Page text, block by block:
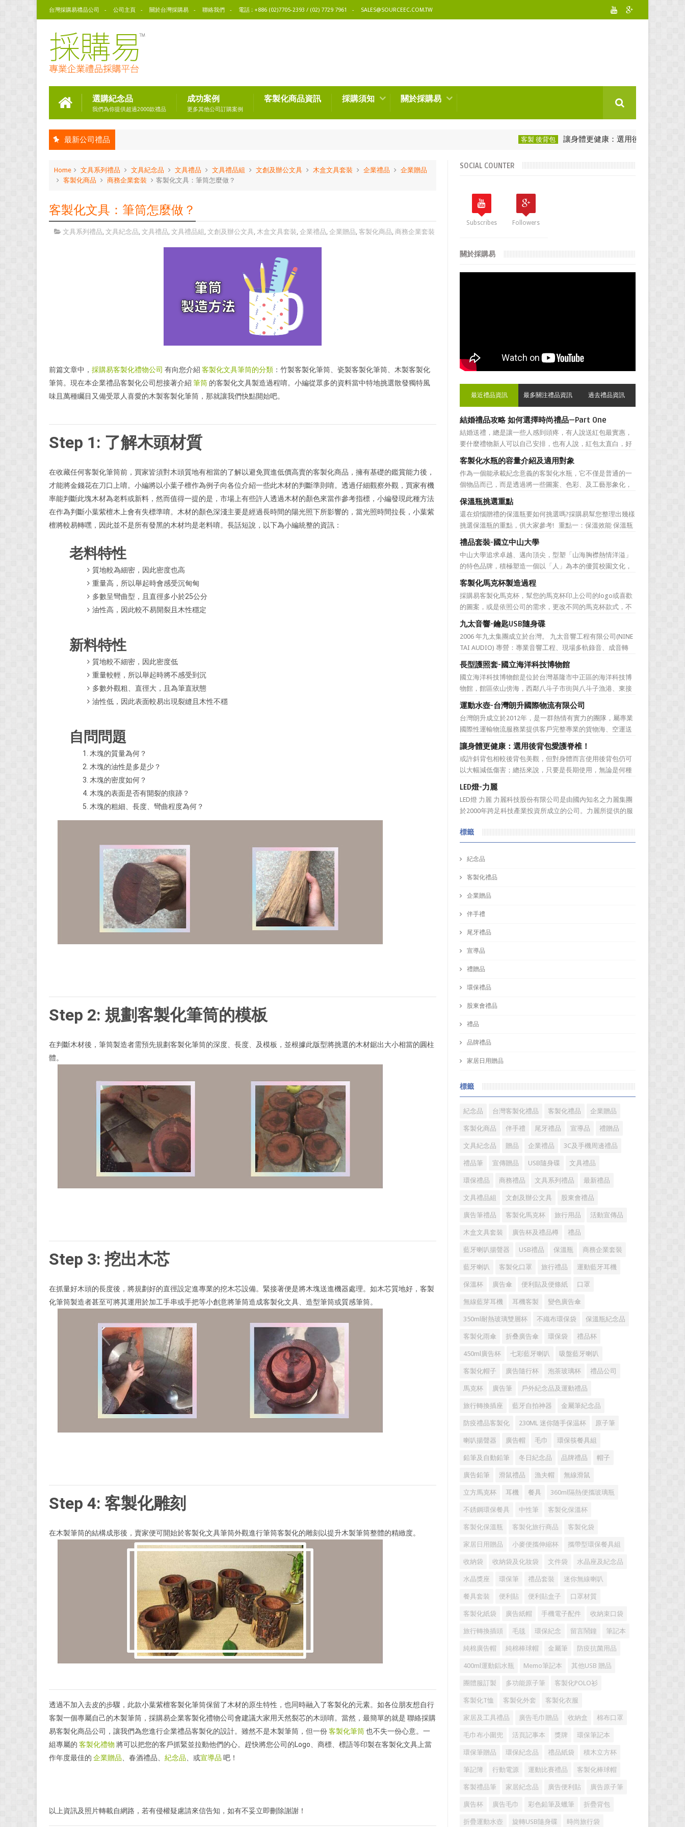
台灣採購易禮品公司 公司主頁 關於台灣採購易 聯絡我們 電話 : +886 (02)7705-2393 / (02) 7729 7961 SALES@SOURCEEC.COM.TW
選購紀念品
我們為你提供超過2000款禮品
成功案例
更多其他公司訂購案例
客製化商品資訊 採購須知 關於採購易
最新公司禮品 客製 後背包 讓身體更健康：選用後背包愛護脊椎！
Home 文具系列禮品 文具紀念品 文具禮品 文具禮品組 文創及辦公文具 木盒文具套裝 企業禮品
企業贈品
客製化商品
商務企業套裝 客製化文具：筆筒怎麼做？
客製化文具：筆筒怎麼做？
文具系列禮品, 文具紀念品, 文具禮品, 文具禮品組 , 文創及辦公文具, 木盒文具套裝, 企業禮品, 企業贈品, 客製化商品, 商務企業套裝
前篇文章中， 採購易客製化禮物公司 有向您介紹 客製化文具筆筒的分類 ：竹製客製化筆筒、瓷製客製化筆筒、木製客製化
筆筒。現在本企業禮品客製化公司想接著介紹 筆筒 的客製化文具製造過程唷。小編從眾多的資料當中特地挑選散發獨特風
味且萬種矚目又備受眾人喜愛的木製客製化筆筒，那就讓我們快點開始吧。
Step 1: 了解木頭材質
在收藏任何客製化筆筒前，買家皆須對木頭質地有相當的了解以避免買進低價高賣的客製化商品，擁有基礎的鑑賞能力後，
才能將金錢花在刀口上唷。小編將以小葉子檀作為例子向各位介紹一些此木材的判斷準則唷。透過仔細觀察外觀，買家有機
率能判斷此塊木材為老料或新料，然而值得一提的是，市場上有些許人透過木材的顏色來當作參考指標，小編發現此種方法
在作為判斷小葉紫檀木上會有失標準唷。木材的顏色深淺主要是經過長時間的陽光照下所影響的，當光照時間拉長，小葉紫
檀將較易轉嘿，因此並不是所有發黑的木材均是老料唷。長話短說，以下為小編統整的資訊：
老料特性
質地較為細密，因此密度也高
重量高，所以舉起時會感受沉甸甸
多數呈彎曲型，且直徑多小於25公分
油性高，因此較不易開裂且木性穩定
新料特性
質地較不細密，因此密度低
重量較輕，所以舉起時將不感受到沉
多數外觀粗、直徑大，且為筆直狀態
油性低，因此表面較易出現裂縫且木性不穩
自問問題
木塊的質量為何？
木塊的油性是多是少？
木塊的密度如何？
木塊的表面是否有開裂的痕跡？
木塊的粗細、長度、彎曲程度為何？
Step 2: 規劃客製化筆筒的模板
在判斷木材後，筆筒製造者需預先規劃客製化筆筒的深度、長度、及模板，並根據此版型將挑選的木材鋸出大小相當的圓柱
體。
Step 3: 挖出木芯
在抓量好木頭的長度後，將規劃好的直徑設定進專業的挖木芯設備。緊接著便是將木塊送進機器處理。如木芯質地好，客製
化筆筒製造者甚至可將其運用於加工手串或手把等小創意將筆筒造成客製化文具、造型筆筒或質感筆筒。
Step 4: 客製化雕刻
在木製筆筒的結構成形後，賣家便可開始於客製化文具筆筒外觀進行筆筒客製化的雕刻以提升木製筆筒整體的精緻度。
透過不加入去皮的步驟，此款小葉紫檀客製化筆筒保留了木材的原生特性，也同時融入了客製化的元素。如各位朋友想自行
客製一個專屬自己的木製筆筒，採購易企業客製化禮物公司會建議大家用天然裂芯的木頭唷。當然，最簡單的就是 聯絡採購
易客製化商品公司，讓我們為您進行企業禮品客製化的設計。雖然不是木製筆筒，但一份客製化筆筒也不失一份心意。一
組專屬的 客製化禮物 將可以把您的客戶抓緊並拉動他們的心。趕快將您公司的Logo、商標、標語等印製在客製化文具上當
作年度最佳的 企業贈品 、春酒禮品、 紀念品 、或宣導品 吧！
以上資訊及照片轉載自網路，若有侵權疑慮請來信告知，如有不妥立即刪除謝謝！
SOCIAL COUNTER
Subscribes Followers
關於採購易
最近禮品資訊 最多關注禮品資訊 過去禮品資訊
結婚禮品攻略 如何選擇時尚禮品—Part One
結婚送禮，總是讓一些人感到頭疼，有人說送紅包最實惠，
要什麼禮物新人可以自己安排，也有人說，紅包太直白，好
朋友之間還是禮物顯得更加親密。然而，挑選結婚禮物卻一
直是許多人最棘手的任務，送得不好反而怕有影響友誼什麼
的。下面為大家準備的一份簡單的結婚禮品攻略，希望能為
大家排憂解難吧! ...
客製化水瓶的容量介紹及適用對象
作為一個能承載紀念意義的客製化水瓶，它不僅是普通的一
個物品而已，而是透過將一些圖案、色彩、及工藝形象化，
來象徵公司的特有文化。它塑造了公司的品牌，也體現公司
的特色，同時也能表達對於接受贈禮方的感激之情。此外，
作為一樣每天都會用到的必需品，水瓶也含有虛懷若谷、有
容乃大的寓意，適合做...
保溫瓶挑選重點
還在煩惱贈禮的保溫瓶要如何挑選嗎?採購易幫您整理出幾樣
挑選保溫瓶的重點，供大家參考! 重點一：保溫效能 保溫瓶
的包裝外盒或說明書上會標示保溫數據，建議挑選至少6hr且
>68℃的保溫瓶。 重點二：開蓋種類 一鍵開蓋v.s.旋轉開蓋
若使用者會在駕駛期間飲水，則必須...
禮品套裝-國立中山大學
中山大學追求卓越、邁向頂尖，型塑「山海胸襟熱情洋溢」
的特色品牌，積極塑造一個以「人」為本的優質校園文化，
並營造「樂在其中」的工作氛圍，務求成為莘莘學子嚮往，
優秀人才聚集，校友引以為傲，社會高度認同的國際知名一
流大學。 中山大學圖書館圖書與資訊處訂製了 糖果色多層搭
扣文件夾 和 ...
客製化馬克杯製造過程
採購易客製化馬克杯，幫您的馬克杯印上公司的logo或喜歡
的圖案，或是依照公司的需求，更改不同的馬克杯款式，不
管是馬克杯是高矮胖瘦，採購易都能為您客製化馬克杯，製
作一款獨一無二的樣式，但是製作一個馬克杯需要花費多久
的時間呢？相信您看完採購易介紹後，內心也會蠢蠢欲動的
想去手拉坏體驗館...
九太音響-鑰匙USB隨身碟
2006 年九太集團成立於台灣。 九太音響工程有限公司(NINE
TAI AUDIO) 專營：專業音響工程、現場多軌錄音、成音轉
播、音響樂器租賃、工程製作、器材買賣。 2017年，九太企
業滿十週年了！為慶祝九太音響成立十週年，九太音響向 採
購易客製化禮品公司 訂購了一款 鑰匙...
長型護照套-國立海洋科技博物館
國立海洋科技博物館是位於台灣基隆市中正區的海洋科技博
物館，館區依山傍海，西鄰八斗子市街與八斗子漁港、東接
東北角海岸風景特定區，有省道台2線及台鐵深澳線經過，
總面積約48公頃。設有「海洋環境廳」、「海洋科學廳」等
9個展示廳，以及潮境海洋中心、潮境公園、環保復育公
園、八斗子公園等遊憩...
運動水壺-台灣朗升國際物流有限公司
台灣朗升成立於2012年，是一群熱情有實力的團隊，屬專業
國際性運輸物流服務業提供客戶完整專業的貨物海、空運送
服務。服務網遍及全球。秉持”我們用心、 客戶放心”的經營
理念，提供專業、負責、安全、便捷及熱忱的優良服務品
質。多樣式的服務項目滿足您全球化擴展商機的腳步，並可
依客戶之需求提...
讓身體更健康：選用後背包愛護脊椎！
或許斜背包相較後背包美觀，但對身體而言使用後背包仍可
以大幅減低傷害；總括來說，只要是長期使用，無論是何種
背包都會對身體造成一定傷害：背包過重或錯誤的背負姿
勢、先天促量的產品設計等因素都有可能造成使用時的隱性
傷害！ 但若現在開始採用對身體較為輕鬆的後背包即可早日
拯救身體的脊椎。可將...
LED燈-力麗
LED燈 力麗 力麗科技股份有限公司是由國內知名之力麗集團
於2000年跨足科技產業投資所成立的公司。力麗所提供的服
整合服務、解抉方案、資訊安全、儲存系統，網路規劃等加
值服務！ 作為科技公司，訂購禮品又怎能普普通...
標籤
紀念品
客製化禮品
企業贈品
伴手禮
尾牙禮品
宣導品
禮贈品
環保禮品
股東會禮品
禮品
品牌禮品
家居日用贈品
標籤
紀念品 台灣客製化禮品 客製化禮品 企業贈品
客製化商品 伴手禮 尾牙禮品 宣導品 禮贈品
文具紀念品 贈品 企業禮品 3C及手機周邊禮品
禮品筆 宣傳贈品 USB隨身碟 文具禮品
環保禮品 商務禮品 文具系列禮品 最新禮品
文具禮品組 文創及辦公文具 股東會禮品
廣告筆禮品 客製化馬克杯 旅行用品 活動宣傳品
木盒文具套裝 廣告杯及禮品樽 禮品
藍牙喇叭揚聲器 USB禮品 保溫瓶 商務企業套裝
藍牙喇叭 客製化口罩 旅行禮品 運動藍牙耳機
保溫杯 廣告傘 便利貼及便條紙 口罩
無線藍芽耳機 耳機客製 變色廣告傘
350ml耐熱玻璃雙層杯 不織布環保袋 保溫瓶紀念品
客製化雨傘 折叠廣告傘 環保袋 禮品杯
450ml廣告杯 七彩藍牙喇叭 吸盤藍牙喇叭
客製化帽子 廣告隨行杯 泡茶玻璃杯 禮品公司
馬克杯 廣告筆 戶外紀念品及運動禮品
旅行轉換插座 藍牙自拍神器 金屬筆紀念品
防疫禮品客製化 230ML 迷你随手保温杯 原子筆
喇叭揚聲器 廣告帽 毛巾 環保筷餐具組
鉛筆及自動鉛筆 冬日紀念品 品牌禮品 帽子
廣告鉛筆 滑鼠禮品 漁夫帽 無線滑鼠
立方馬克杯 耳機 餐具 360ml隔熱便攜玻璃瓶
不銹鋼環保餐具 中性筆 客製化保溫杯
客製化保溫瓶 客製化旅行商品 客製化袋
家居日用贈品 小麥便攜伸縮杯 攜帶型環保餐具組
收納袋 收納袋及化妝袋 文件袋 水晶座及紀念品
水晶獎座 環保筆 禮品套裝 迷你無線喇叭
餐具套裝 便利貼 便利貼盒子 口罩材質
客製化紙袋 廣告紙帽 手機電子配件 收納束口袋
旅行轉換插頭 毛毯 環保紀念 留言鬧鐘 筆記本
純棉廣告帽 純棉棒球帽 金屬筆 防疫抗菌用品
400ml運動鋁水瓶 Memo筆記本 其他USB 贈品
團體服訂製 多功能原子筆 客製化POLO衫
客製化T恤 客製化外套 客製化衣服
家居及工具禮品 廣告毛巾贈品 收納盒 棉布口罩
毛巾布小圍兜 活頁記事本 獎牌 環保筆記本
環保筆贈品 環保紀念品 禮品紙袋 積木立方杯
筆記簿 行動電源 運動比賽禮品 客製化棒球帽
客製禮品筆 家居紀念品 廣告便利貼 廣告原子筆
廣告杯 廣告毛巾 彩色鉛筆及蠟筆 折疊背包
折疊運動水壺 旋轉USB隨身碟 時尚旅行袋